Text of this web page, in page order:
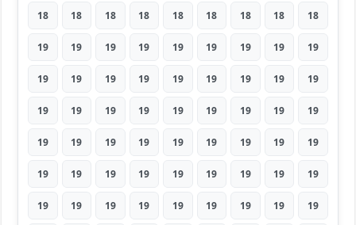
18 18 18 18 18 18 18 18 18
19 19 19 19 19 19 19 19 19
19 19 19 19 19 19 19 19 19
19 19 19 19 19 19 19 19 19
19 19 19 19 19 19 19 19 19
19 19 19 19 19 19 19 19 19
19 19 19 19 19 19 19 19 19